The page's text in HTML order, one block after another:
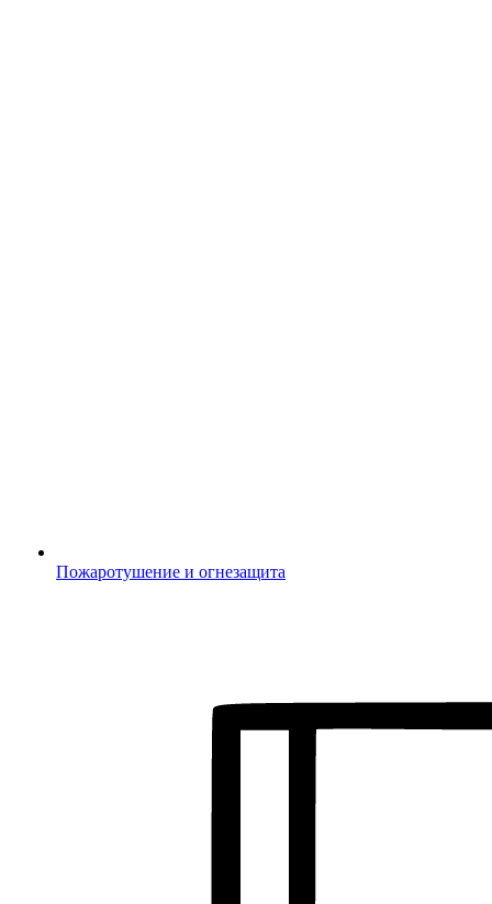
Пожаротушение и огнезащита